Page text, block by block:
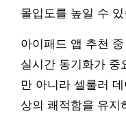
몰입도를 높일 수
아이패드 앱 추천
실시간 동기화가 중
만 아니라 셀룰러
상의 쾌적함을 유지